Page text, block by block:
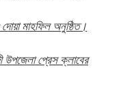
মাহফিল অনুষ্ঠিত।
উপজেলা প্রেস ক্লাবের